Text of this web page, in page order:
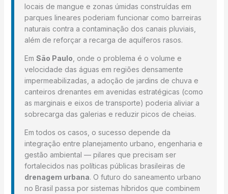
locais de mangue e zonas úmidas construídas em
parques lineares poderiam funcionar como barreiras
naturais contra a contaminação dos canais pluviais,
além de reforçar a recarga de aquíferos rasos.
Em São Paulo , onde o problema é o volume e
velocidade das águas em regiões densamente
impermeabilizadas, a adoção de jardins de chuva e
canteiros drenantes em avenidas estratégicas (como
as marginais e eixos de transporte) poderia aliviar a
sobrecarga das galerias e reduzir picos de cheias.
Em todos os casos, o sucesso depende da
integração entre planejamento urbano, engenharia e
gestão ambiental — pilares que precisam ser
fortalecidos nas políticas públicas brasileiras de
drenagem urbana. O futuro do saneamento urbano
no Brasil passa por sistemas híbridos que combinem